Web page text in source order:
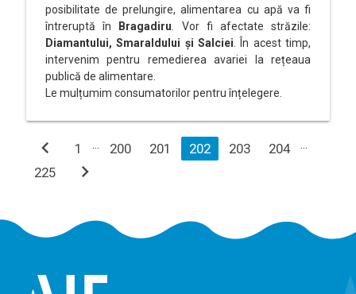
posibilitate de prelungire, alimentarea cu apă va fi
întreruptă în
Bragadiru . Vor fi afectate străzile:
Diamantului, Smaraldului și Salciei . În acest timp,
intervenim pentru remedierea avariei la rețeaua
publică de alimentare.
Le mulțumim consumatorilor pentru înțelegere.
chevron_left 1 200 201 202 203 204
225 chevron_right